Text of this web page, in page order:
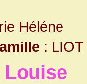
Héléne
: LIOT
Louise